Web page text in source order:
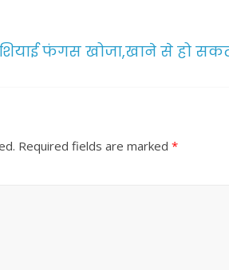
फंगस खोजा,खाने से हो
Required fields are marked *